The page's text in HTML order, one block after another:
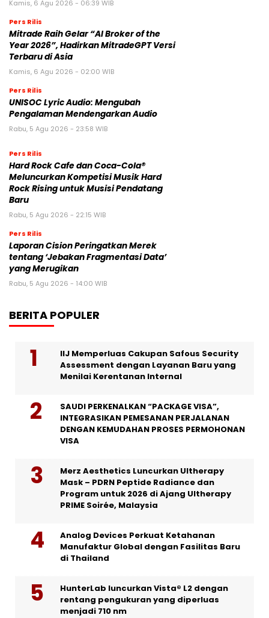
Kamis, 6 Agu 2026 - 06:39 WIB
Pers Rilis
Mitrade Raih Gelar “AI Broker of the
Year 2026”, Hadirkan MitradeGPT Versi
Terbaru di Asia
Kamis, 6 Agu 2026 - 02:00 WIB
Pers Rilis
UNISOC Lyric Audio: Mengubah
Pengalaman Mendengarkan Audio
Rabu, 5 Agu 2026 - 23:58 WIB
Pers Rilis
Hard Rock Cafe dan Coca-Cola®
Meluncurkan Kompetisi Musik Hard
Rock Rising untuk Musisi Pendatang
Baru
Rabu, 5 Agu 2026 - 22:15 WIB
Pers Rilis
Laporan Cision Peringatkan Merek
tentang ‘Jebakan Fragmentasi Data’
yang Merugikan
Rabu, 5 Agu 2026 - 14:00 WIB
BERITA POPULER
IIJ Memperluas Cakupan Safous Security
Assessment dengan Layanan Baru yang
Menilai Kerentanan Internal
SAUDI PERKENALKAN “PACKAGE VISA”,
INTEGRASIKAN PEMESANAN PERJALANAN
DENGAN KEMUDAHAN PROSES PERMOHONAN
VISA
Merz Aesthetics Luncurkan Ultherapy
Mask – PDRN Peptide Radiance dan
Program untuk 2026 di Ajang Ultherapy
PRIME Soirée, Malaysia
Analog Devices Perkuat Ketahanan
Manufaktur Global dengan Fasilitas Baru
di Thailand
HunterLab luncurkan Vista® L2 dengan
rentang pengukuran yang diperluas
menjadi 710 nm